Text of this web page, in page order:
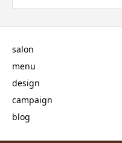
salon
menu
design
campaign
blog